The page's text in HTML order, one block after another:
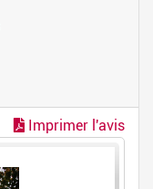
Imprimer l'avis